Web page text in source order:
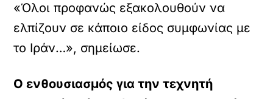
«Όλοι προφανώς εξακολουθούν να
ελπίζουν σε κάποιο είδος συμφωνίας με
το Ιράν…», σημείωσε.
Ο ενθουσιασμός για την τεχνητή